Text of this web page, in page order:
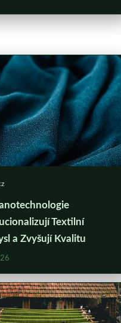
Textilní
a Zvyšují Kvalitu